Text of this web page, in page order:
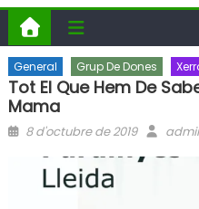
General Grup De Dones
Tot El Que Hem De
Mama
Posted
8 d'octubre de 2019